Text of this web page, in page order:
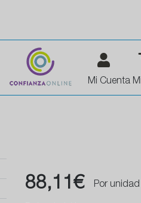
Mi Cuenta
88,11€ Por unidad